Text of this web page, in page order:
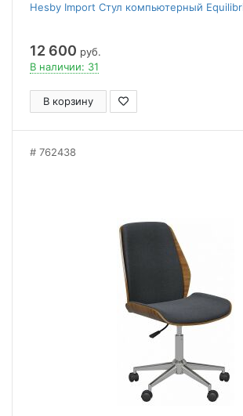
Hesby Import Стул компьютерный
12 600 руб.
В наличии: 31
В корзину
762438